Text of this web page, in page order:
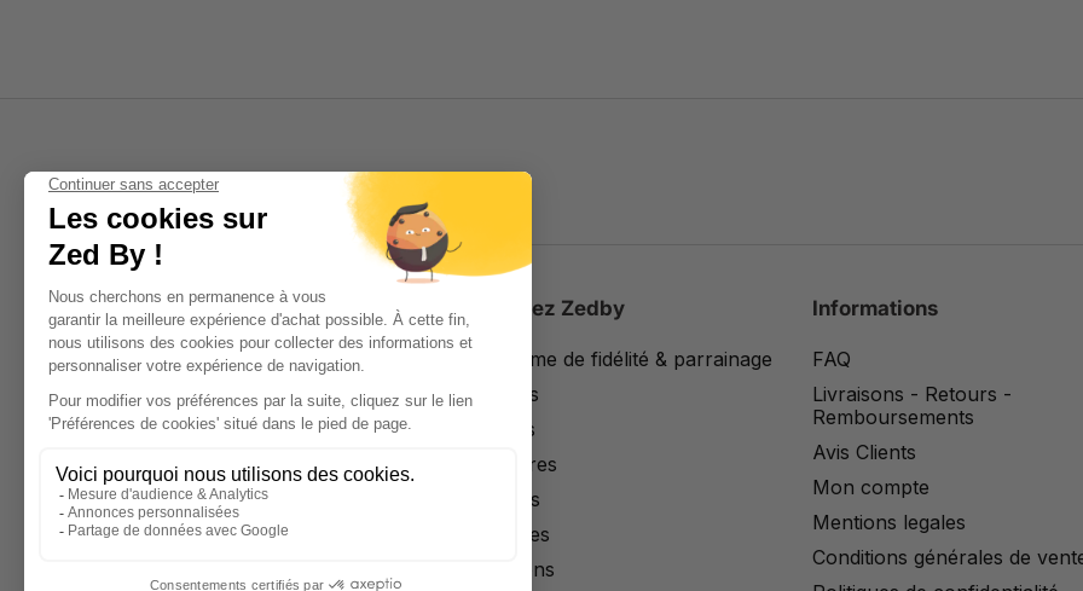
Nous contacter
+33 (0)1 43 70 02 43
contact@zedby.com
Magasin Paris
Métro Ligne 8, arrêt Saint-Sébastien
Découvrez Zedby
Programme de fidélité & parrainage
Costumes
Chemises
Chaussures
Pantalons
Accesoires
Promotions
Informations
FAQ
Livraisons - Retours -
Remboursements
Avis Clients
Mon compte
Mentions legales
Conditions générales de